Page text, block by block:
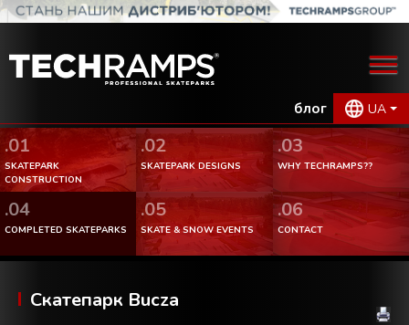
блог UA
.01
SKATEPARK
CONSTRUCTION
.02
SKATEPARK DESIGNS
.03
WHY TECHRAMPS??
.04
COMPLETED SKATEPARKS
.05
SKATE & SNOW EVENTS
.06
CONTACT
Скатепарк Bucza